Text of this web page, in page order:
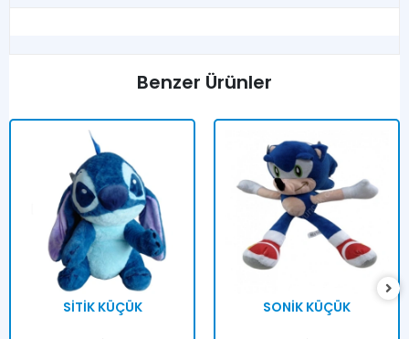
Benzer Ürünler
SİTİK KÜÇÜK SONİK KÜÇÜK